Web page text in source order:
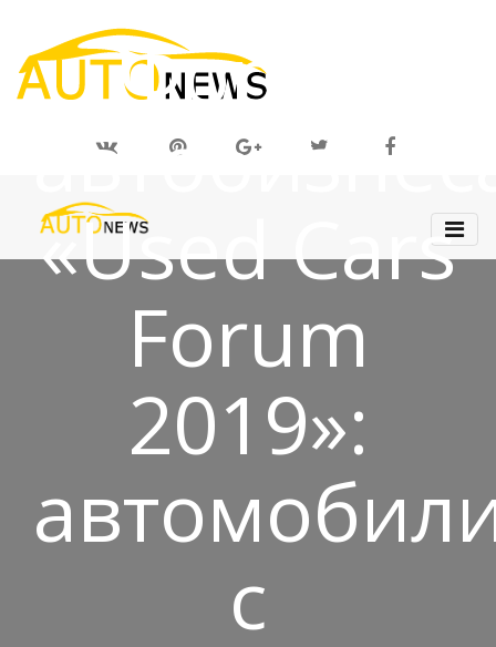
Форум
«Used Cars
Forum
2019»:
с